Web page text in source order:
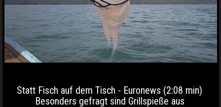
Statt Fisch auf dem Tisch - Euronews (2:08 min)
Besonders gefragt sind Grillspieße aus